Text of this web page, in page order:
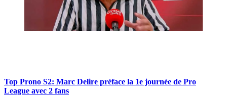
Top Prono S2: Marc Delire préface la 1e journée de Pro
League avec 2 fans